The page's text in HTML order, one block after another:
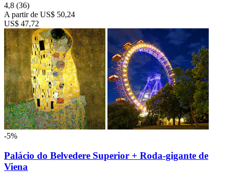
4,8 (36)
A partir de US$ 50,24
US$ 47,72
-5%
Palácio do Belvedere Superior + Roda-gigante de
Viena